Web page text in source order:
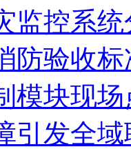
监控系
防验收标
模块现
引发全